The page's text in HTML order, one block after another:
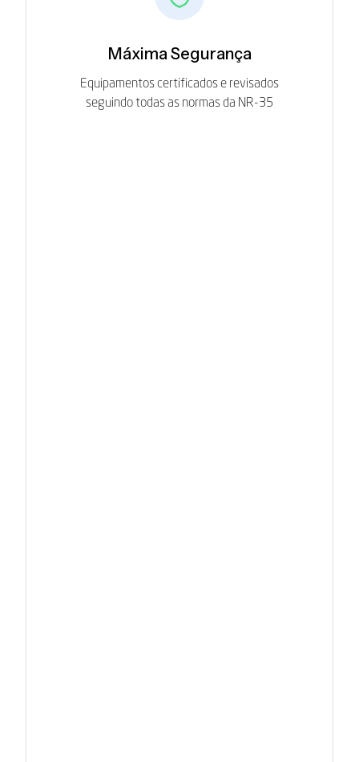
Máxima Segurança
Equipamentos certificados e revisados
seguindo todas as normas da NR-35